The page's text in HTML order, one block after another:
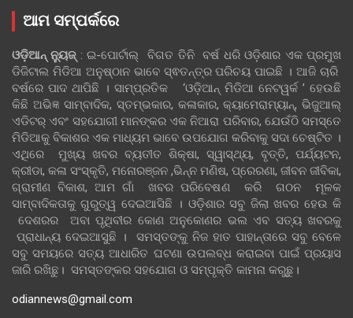
ଆମ ସମ୍ପର୍କରେ
ଓଡ଼ିଆନ୍‍ ନ୍ୟୁଜ୍‍: ଇ-ପୋର୍ଟାଲ୍ ବିଗତ ତିନି ବର୍ଷ ଧରି ଓଡ଼ିଶାର ଏକ ପ୍ରମୁଖ
ଡିଜିଟାଲ ମିଡିଆ ଅନୁଷ୍ଠାନ ଭାବେ ସ୍ଵତନ୍ତ୍ର ପରିଚୟ ପାଇଛି । ଆଜି ଚାରି
ବର୍ଷରେ ପାଦ ଥାପିଛି । ସାମ୍ପ୍ରତିକ ‘ଓଡ଼ିଆନ୍‍ ମିଡିଆ ନେଟୱର୍କ ’ ହେଉଛି
କିଛି ଅଭିଜ୍ଞ ସାମ୍ବାଦିକ, ସ୍ତମ୍ଭକାର, କଳାକାର, କ୍ୟାମେରାମ୍ୟାନ୍, ଭିଜୁଆଲ୍
ଏଡିଟର୍ ଏବଂ ସହଯୋଗୀ ମାନଙ୍କର ଏକ ନିଆରା ପରିବାର, ଯେଉଁଠି ସମସ୍ତେ
ମିଡିଆକୁ ବିକାଶର ଏକ ମାଧ୍ୟମ ଭାବେ ଉପଯୋଗ କରିବାକୁ ସଦା ଚେଷ୍ଟିତ ।
ଏଥିରେ ମୁଖ୍ୟ ଖବର ବ୍ୟତୀତ ଶିକ୍ଷା, ସ୍ୱାସ୍ଥ୍ୟ, ବୃତ୍ତି, ପର୍ଯ୍ୟଟନ,
କ୍ରୀଡା, କଳା ସଂସ୍କୃତି, ମନୋରଞ୍ଜନ ,ଭିନ୍ନ ମଣିଷ, ପ୍ରେରଣା, ଜୀବନ ଜୀବିକା,
ଗ୍ରାମୀଣ ବିକାଶ, ଆମ ଗାଁ ଖବର ପରିବେଷଣ କରି ଗଠନ ମୂଳକ
ସାମ୍ବାଦିକତାକୁ ଗୁରୁତ୍ୱ ଦେଇଆସିଛି । ଓଡ଼ିଶାର ସବୁ ଜିଲା ଖବର ହେଉ କି
ଦେଶରର ଅବା ପୃଥିବୀର କୋଣ ଅନୁକୋଣର ଭଲ ଏବ ସତ୍ୟ ଖବରକୁ
ପ୍ରାଧାନ୍ୟ ଦେଇଆସୁଛି । ସମସ୍ତଙ୍କୁ ନିଜ ହାତ ପାହାନ୍ତାରେ ସବୁ ବେଳେ
ସବୁ ସମୟରେ ସତ୍ୟ ଆଧାରିତ ଘଟଣା ଉପଲବ୍ଧ କରାଇବା ପାଇଁ ପ୍ରୟାସ
ଜାରି ରଖିଛୁ। ସମସ୍ତଙ୍କର ସହଯୋଗ ଓ ସମ୍ପୃକ୍ତି କାମନା କରୁଛୁ।
odiannews@gmail.com